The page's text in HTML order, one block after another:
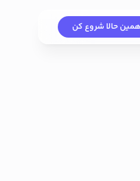
همین حالا شروع کن